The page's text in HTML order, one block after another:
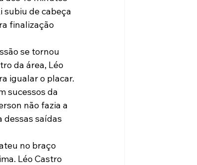
subiu de cabeça
finalização
se tornou
da área, Léo
igualar o placar.
sucessos da
não fazia a
dessas saídas
no braço
Léo Castro